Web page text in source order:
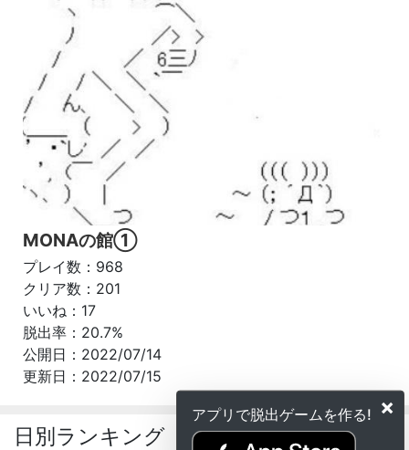
×
アプリで脱出ゲームを作る!
MONAの館①
プレイ数：968
クリア数：201
いいね：17
脱出率：20.7%
公開日：2022/07/14
更新日：2022/07/15
日別ランキング